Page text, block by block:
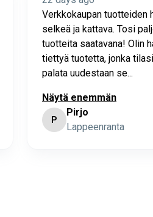
Verkkokaupan tuotteiden
selkeä ja kattava. Tosi
tuotteita saatavana! Olin
tiettyä tuotetta, jonka
palata uudestaan se...
Näytä enemmän
P
Pirjo
Lappeenranta